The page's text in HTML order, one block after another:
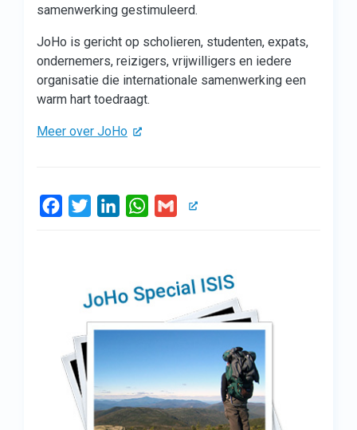
samenwerking gestimuleerd.
JoHo is gericht op scholieren, studenten, expats,
ondernemers, reizigers, vrijwilligers en iedere
organisatie die internationale samenwerking een
warm hart toedraagt.
Meer over JoHo
FacebookTwitterLinkedInWhatsApp
Gmail